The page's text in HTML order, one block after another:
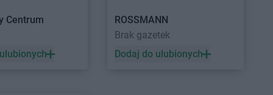
Centrum
ROSSMANN
Brak gazetek
Dodaj do ulubionych